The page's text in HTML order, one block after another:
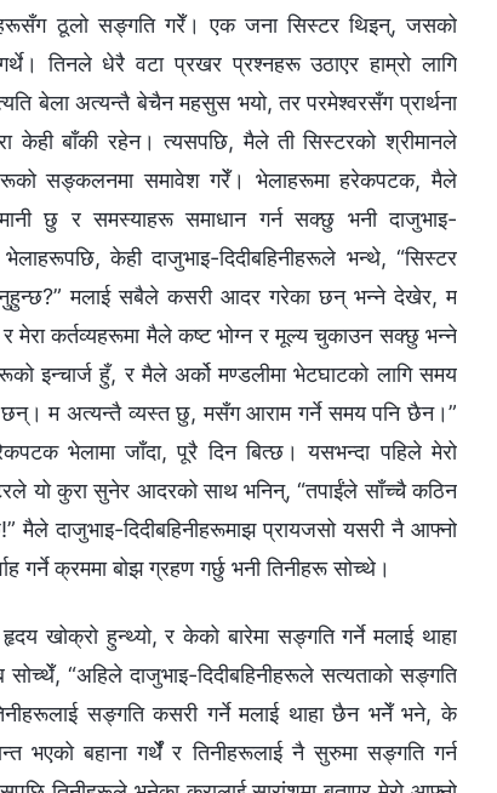
ठूलो सङ्गति गरेँ। एक जना सिस्टर थिइन्, जसको
गर्थे। तिनले धेरै वटा प्रखर प्रश्‍नहरू उठाएर हाम्रो लागि
बेला अत्यन्तै बेचैन महसुस भयो, तर परमेश्‍वरसँग प्रार्थना
केही बाँकी रहेन। त्यसपछि, मैले ती सिस्टरको श्रीमानले
सङ्कलनमा समावेश गरेँ। भेलाहरूमा हरेकपटक, मैले
छु र समस्याहरू समाधान गर्न सक्छु भनी दाजुभाइ-
केही दाजुभाइ-दिदीबहिनीहरूले भन्थे, “सिस्टर
मलाई सबैले कसरी आदर गरेका छन् भन्‍ने देखेर, म
र मेरा कर्तव्यहरूमा मैले कष्ट भोग्‍न र मूल्य चुकाउन सक्छु भन्‍ने
इन्‍चार्ज हुँ, र मैले अर्को मण्डलीमा भेटघाटको लागि समय
छन्। म अत्यन्तै व्यस्त छु, मसँग आराम गर्ने समय पनि छैन।”
भेलामा जाँदा, पूरै दिन बित्छ। यसभन्दा पहिले मेरो
यो कुरा सुनेर आदरको साथ भनिन्, “तपाईंले साँच्‍चै कठिन
मैले दाजुभाइ-दिदीबहिनीहरूमाझ प्रायजसो यसरी नै आफ्‍नो
गर्ने क्रममा बोझ ग्रहण गर्छु भनी तिनीहरू सोच्थे।
खोक्रो हुन्थ्यो, र केको बारेमा सङ्गति गर्ने मलाई थाहा
“अहिले दाजुभाइ-दिदीबहिनीहरूले सत्यताको सङ्गति
सङ्गति कसरी गर्ने मलाई थाहा छैन भनेँ भने, के
भएको बहाना गर्थेँ र तिनीहरूलाई नै सुरुमा सङ्गति गर्न